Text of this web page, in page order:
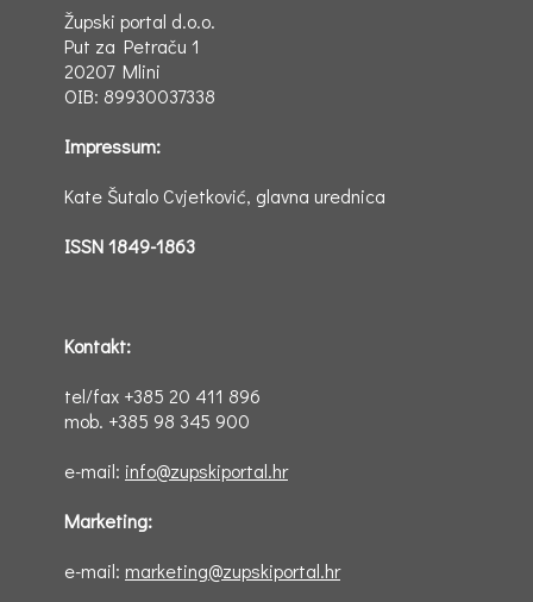
Župski portal d.o.o.
Put za Petraču 1
20207 Mlini
OIB: 89930037338
Impressum:
Kate Šutalo Cvjetković, glavna urednica
ISSN 1849-1863
Kontakt:
tel/fax +385 20 411 896
mob. +385 98 345 900
e-mail: info@zupskiportal.hr
Marketing:
e-mail: marketing@zupskiportal.hr